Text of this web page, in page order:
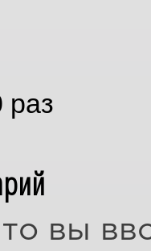
раз
вы